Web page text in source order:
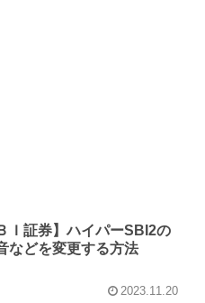
Ｉ証券】ハイパーSBI2の
などを変更する方法
2023.11.20